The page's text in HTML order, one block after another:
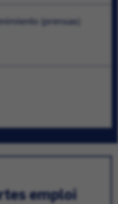
(prensas)
emploi